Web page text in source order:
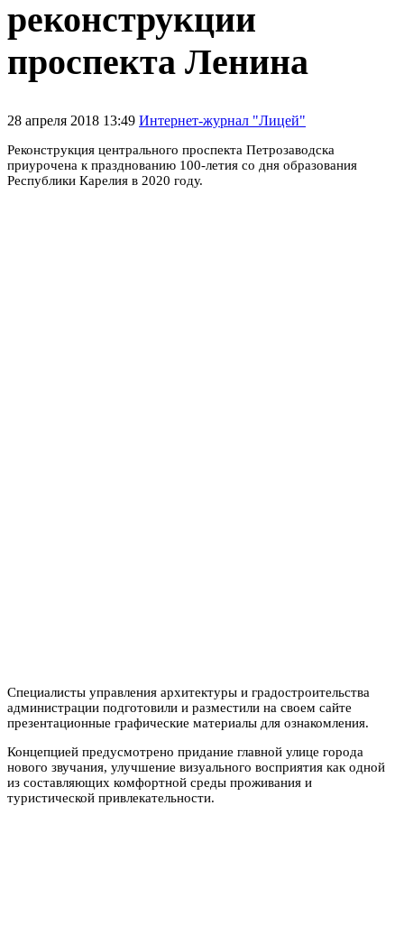
реконструкции
проспекта Ленина
28 апреля 2018 13:49 Интернет-журнал "Лицей"
Реконструкция центрального проспекта Петрозаводска
приурочена к празднованию 100-летия со дня образования
Республики Карелия в 2020 году.
Специалисты управления архитектуры и градостроительства
администрации подготовили и разместили на своем сайте
презентационные графические материалы для ознакомления.
Концепцией предусмотрено придание главной улице города
нового звучания, улучшение визуального восприятия как одной
из составляющих комфортной среды проживания и
туристической привлекательности.